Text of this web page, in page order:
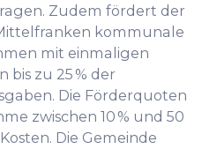
Zudem fördert der
kommunale
mit einmaligen
bis zu 25 % der
Die Förderquoten
zwischen 10 % und 50
Die Gemeinde